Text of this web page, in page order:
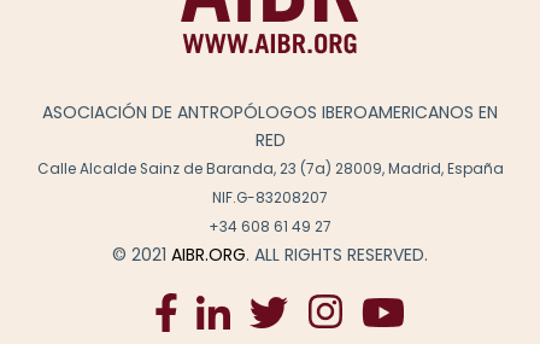
ASOCIACIÓN DE ANTROPÓLOGOS IBEROAMERICANOS EN
RED
Calle Alcalde Sainz de Baranda, 23 (7a) 28009, Madrid, España
NIF.G-83208207
+34 608 61 49 27
© 2021 AIBR.ORG. ALL RIGHTS RESERVED.